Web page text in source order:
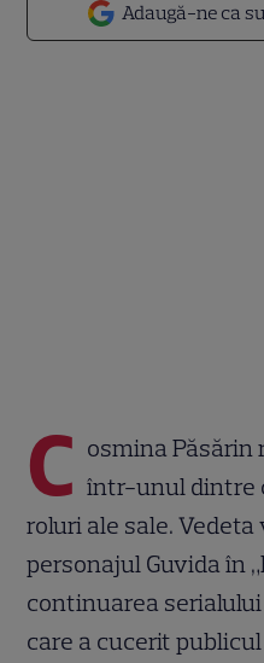
Adaugă-ne ca
C osmina Păsărin
într-unul dintre
roluri ale sale.
personajul Guvida în
continuarea
care a cucerit